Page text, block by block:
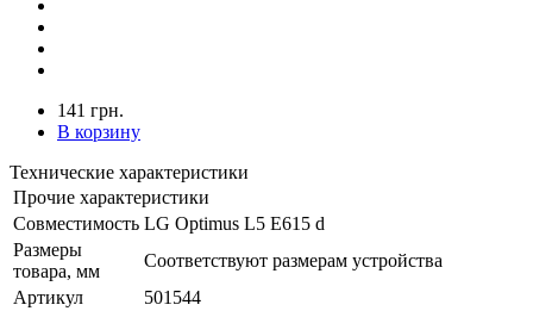
141 грн.
В корзину
Технические характеристики
Прочие характеристики
Совместимость LG Optimus L5 E615 d
Размеры
товара, мм
Соответствуют размерам устройства
Артикул
501544